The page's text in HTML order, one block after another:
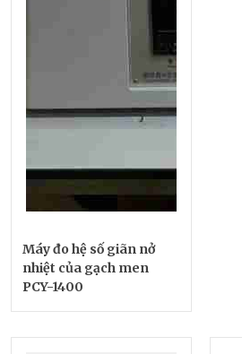
Máy đo hệ số giãn nở
nhiệt của gạch men
PCY-1400